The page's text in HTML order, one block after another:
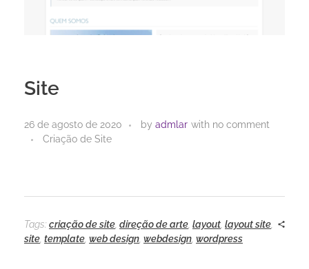
Site
26 de agosto de 2020 by admlar with no comment
Criação de Site
Tags: criação de site direção de arte layout layout site
site template web design webdesign wordpress